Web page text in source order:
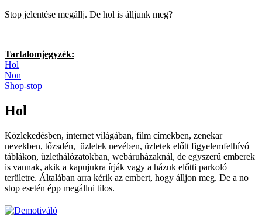
Stop jelentése megállj. De hol is álljunk meg?
Tartalomjegyzék:
Hol
Non
Shop-stop
Hol
Közlekedésben, internet világában, film címekben, zenekar
nevekben, tőzsdén, üzletek nevében, üzletek előtt figyelemfelhívó
táblákon, üzlethálózatokban, webáruházaknál, de egyszerű emberek
is vannak, akik a kapujukra írják vagy a házuk előtti parkoló
területre. Általában arra kérik az embert, hogy álljon meg. De a no
stop esetén épp megállni tilos.